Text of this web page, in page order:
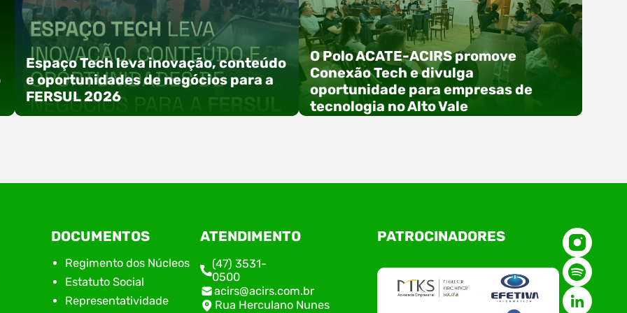
Espaço Tech leva inovação, conteúdo
e oportunidades de negócios para a
FERSUL 2026
A 15ª FERSUL – Feira Multissetorial do Alto Vale
do Itajaí acontece nos dias 12, 13 e 14 de agosto
de 2026, no Centro de Eventos Hermann
Purnhagen, e contará com uma programação
especial voltada à tecnologia, inovação e
empreendedorismo. Durante os três dias de
O Polo ACATE-ACIRS promove
Conexão Tech e divulga
oportunidade para empresas de
tecnologia no Alto Vale
O Polo ACATE-ACIRS, por meio do NIAVI – Núcleo
de Tecnologia da Informação do Alto Vale do
Conexão Tech NIAVI, reunindo empresas de
tecnologia da região para uma noite de
networking, conteúdo estratégico e
DOCUMENTOS
Regimento dos Núcleos
Estatuto Social
Representatividade
ATENDIMENTO
(47) 3531-
0500
acirs@acirs.com.br
Rua Herculano Nunes
PATROCINADORES